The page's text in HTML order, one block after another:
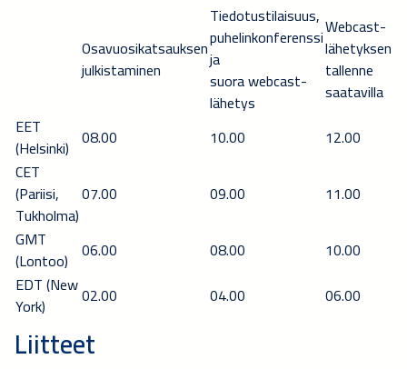
Osavuosikatsauksen
julkistaminen
Tiedotustilaisuus,
puhelinkonferenssi
ja
suora webcast-
lähetys
Webcast-
lähetyksen
tallenne
saatavilla
EET
(Helsinki) 08.00 10.00
12.00
CET
(Pariisi,
Tukholma)
07.00 09.00
11.00
GMT
(Lontoo) 06.00 08.00
10.00
EDT (New
York)
02.00 04.00 06.00
Liitteet